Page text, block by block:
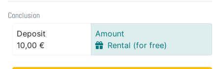
Conclusion
Deposit
10,00 €
Amount
Rental (for free)